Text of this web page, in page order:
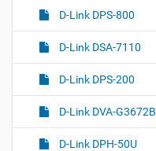
D-Link DPS-800
D-Link DSA-7110
D-Link DPS-200
D-Link DVA-G3672B
D-Link DPH-50U